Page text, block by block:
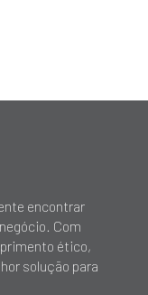
encontrar
Com
ético,
solução para